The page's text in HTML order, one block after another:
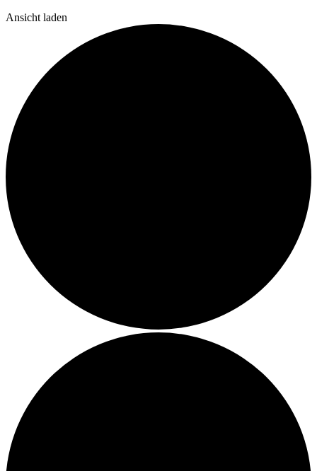
Ansicht laden